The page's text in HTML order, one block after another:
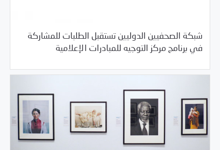
شبكة الصحفيين الدوليين تستقبل الطلبات للمشاركة
في برنامج مركز التوجيه للمبادرات الإعلامية
05/29/2018 خبر بارز/فرص التدريب و المشاركة